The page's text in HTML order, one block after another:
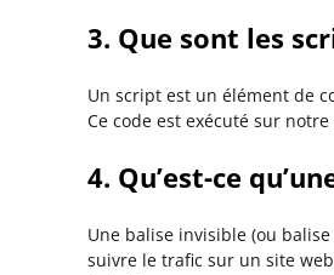
3. Que sont les
Un script est un élément de
Ce code est exécuté sur
4. Qu’est-ce
Une balise invisible (ou
suivre le trafic sur un site